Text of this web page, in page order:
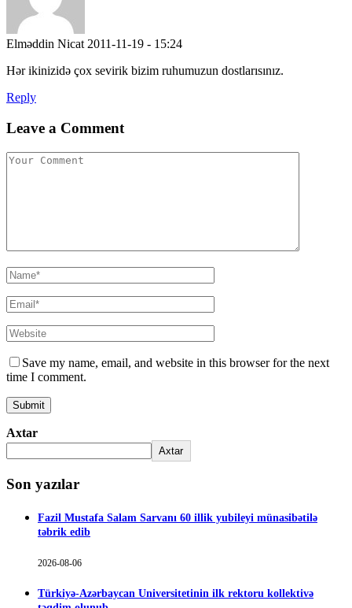
Elməddin Nicat 2011-11-19 - 15:24
Hər ikinizidə çox sevirik bizim ruhumuzun dostlarısınız.
Reply
Leave a Comment
Save my name, email, and website in this browser for the next
time I comment.
Axtar
Axtar
Son yazılar
Fazil Mustafa Salam Sarvanı 60 illik yubileyi münasibətilə
təbrik edib
2026-08-06
Türkiyə-Azərbaycan Universitetinin ilk rektoru kollektivə